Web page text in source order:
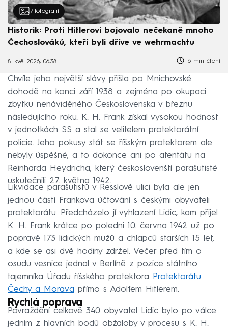
7 fotografií
Historik: Proti Hitlerovi bojovalo nečekaně mnoho
Čechoslováků, kteří byli dříve ve wehrmachtu
8. kvě 2026, 06:38 6 min čtení
Chvíle jeho největší slávy přišla po Mnichovské
dohodě na konci září 1938 a zejména po okupaci
zbytku nenáviděného Československa v březnu
následujícího roku. K. H. Frank získal vysokou hodnost
v jednotkách SS a stal se velitelem protektorátní
policie. Jeho pokusy stát se říšským protektorem ale
nebyly úspěšné, a to dokonce ani po atentátu na
Reinharda Heydricha, který českoslovenští parašutisté
uskutečnili 27. května 1942.
Likvidace parašutistů v Resslově ulici byla ale jen
jednou částí Frankova účtování s českými obyvateli
protektorátu. Předcházelo jí vyhlazení Lidic, kam přijel
K. H. Frank krátce po poledni 10. června 1942 už po
popravě 173 lidických mužů a chlapců starších 15 let,
a kde se asi dvě hodiny zdržel. Večer před tím o
osudu vesnice jednal v Berlíně z pozice státního
tajemníka Úřadu říšského protektora
Protektorátu
Čechy a Morava přímo s Adolfem Hitlerem.
Rychlá poprava
Povraždění celkově 340 obyvatel Lidic bylo po válce
jedním z hlavních bodů obžaloby v procesu s K. H.